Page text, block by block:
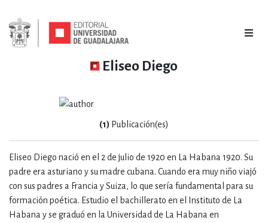
Eliseo Diego
Eliseo Diego nació en el 2 de julio de 1920 en La Habana 1920. Su
padre era asturiano y su madre cubana. Cuando era muy niño viajó
con sus padres a Francia y Suiza, lo que sería fundamental para su
formación poética. Estudio el bachillerato en el Instituto de La
Habana y se graduó en la Universidad de La Habana en
(1) Publicación(es)